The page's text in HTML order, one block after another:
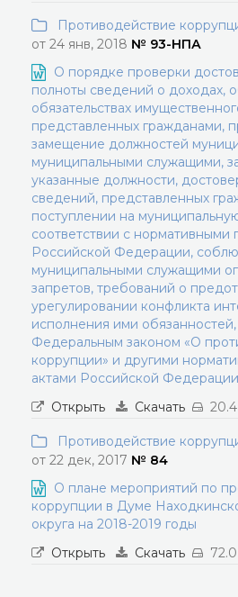
Противодействие
от 24 янв, 2018 № 93-НПА
О порядке проверки
полноты сведений о доходах,
обязательствах
представленных гражданами,
замещение должностей
муниципальными служащими,
указанные должности,
сведений, представленных
поступлении на
соответствии с нормативными
Российской Федерации,
муниципальными служащими
запретов, требований о
урегулировании конфликта
исполнения ими
Федеральным законом «О
коррупции» и другими
актами Российской Федерации
Открыть
Скачать
Противодействие
от 22 дек, 2017 № 84
О плане мероприятий по
коррупции в Думе
округа на 2018-2019 годы
Открыть
Скачать